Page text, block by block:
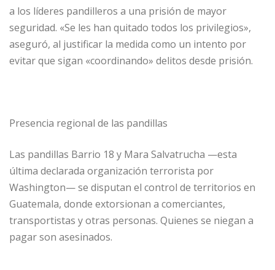
a los líderes pandilleros a una prisión de mayor
seguridad. «Se les han quitado todos los privilegios»,
aseguró, al justificar la medida como un intento por
evitar que sigan «coordinando» delitos desde prisión.
Presencia regional de las pandillas
Las pandillas Barrio 18 y Mara Salvatrucha —esta
última declarada organización terrorista por
Washington— se disputan el control de territorios en
Guatemala, donde extorsionan a comerciantes,
transportistas y otras personas. Quienes se niegan a
pagar son asesinados.